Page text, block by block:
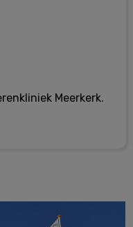
Meerkerk.